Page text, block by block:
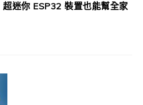
迷你 ESP32 裝置也能幫全家